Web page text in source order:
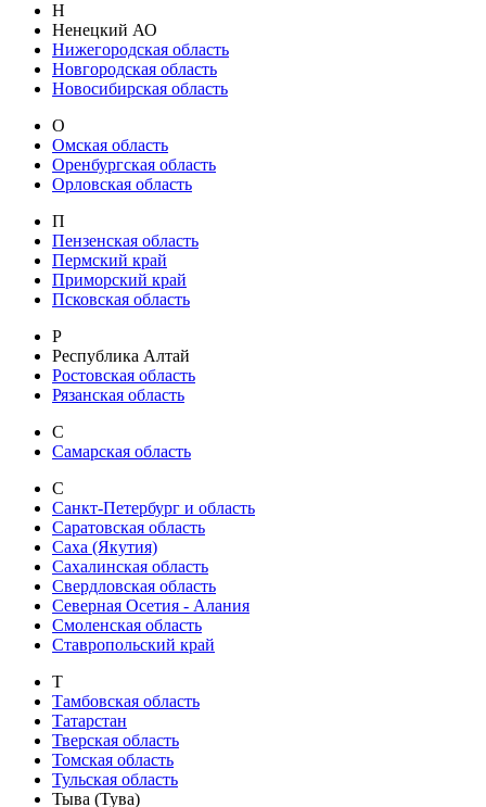
Н
Ненецкий АО
Нижегородская область
Новгородская область
Новосибирская область
О
Омская область
Оренбургская область
Орловская область
П
Пензенская область
Пермский край
Приморский край
Псковская область
Р
Республика Алтай
Ростовская область
Рязанская область
С
Самарская область
С
Санкт-Петербург и область
Саратовская область
Саха (Якутия)
Сахалинская область
Свердловская область
Северная Осетия - Алания
Смоленская область
Ставропольский край
Т
Тамбовская область
Татарстан
Тверская область
Томская область
Тульская область
Тыва (Тува)